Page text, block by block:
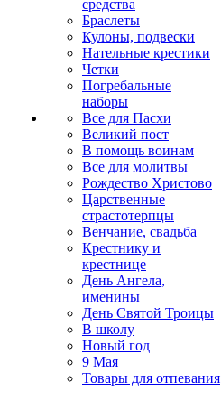
средства
Браслеты
Кулоны, подвески
Нательные крестики
Четки
Погребальные
наборы
Все для Пасхи
Великий пост
В помощь воинам
Все для молитвы
Рождество Христово
Царственные
страстотерпцы
Венчание, свадьба
Крестнику и
крестнице
День Ангела,
именины
День Святой Троицы
В школу
Новый год
9 Мая
Товары для отпевания